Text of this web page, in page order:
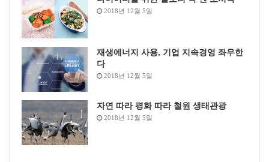
2018년 12월 5일
재생에너지 사용, 기업 지속경영 좌우한
다
2018년 12월 5일
자연 따라 평화 따라 철원 생태관광
2018년 12월 5일